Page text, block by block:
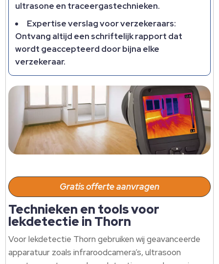
ultrasone en traceergastechnieken.
Expertise verslag voor verzekeraars:
Ontvang altijd een schriftelijk rapport dat
wordt geaccepteerd door bijna elke
verzekeraar.
Gratis offerte aanvragen
Technieken en tools voor
lekdetectie in Thorn
Voor lekdetectie Thorn gebruiken wij geavanceerde
apparatuur zoals infraroodcamera’s, ultrasoon